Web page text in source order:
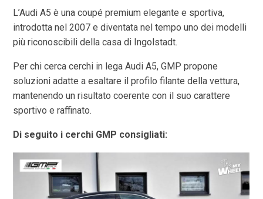
L’Audi A5 è una coupé premium elegante e sportiva,
introdotta nel 2007 e diventata nel tempo uno dei modelli
più riconoscibili della casa di Ingolstadt.
Per chi cerca cerchi in lega Audi A5, GMP propone
soluzioni adatte a esaltare il profilo filante della vettura,
mantenendo un risultato coerente con il suo carattere
sportivo e raffinato.
Di seguito i cerchi GMP consigliati: